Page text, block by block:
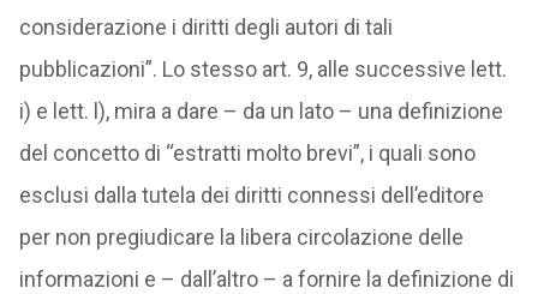
considerazione i diritti degli autori di tali
pubblicazioni”. Lo stesso art. 9, alle successive lett.
i) e lett. l), mira a dare – da un lato – una definizione
del concetto di “estratti molto brevi”, i quali sono
esclusi dalla tutela dei diritti connessi dell’editore
per non pregiudicare la libera circolazione delle
informazioni e – dall’altro – a fornire la definizione di